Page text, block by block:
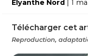
Élyanthe Nord | 1
Télécharger cet
Reproduction,